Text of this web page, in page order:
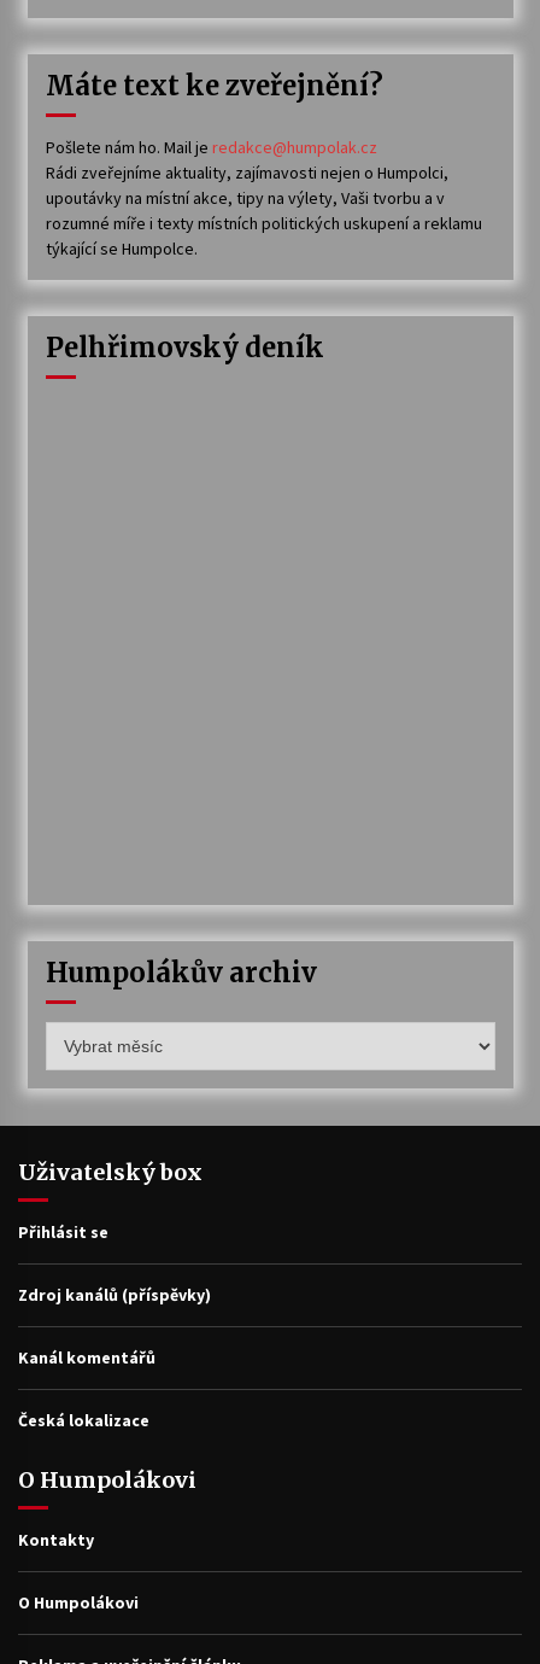
Máte text ke zveřejnění?
Pošlete nám ho. Mail je redakce@humpolak.cz
Rádi zveřejníme aktuality, zajímavosti nejen o Humpolci,
upoutávky na místní akce, tipy na výlety, Vaši tvorbu a v
rozumné míře i texty místních politických uskupení a reklamu
týkající se Humpolce.
Pelhřimovský deník
Humpolákův archiv
archiv
Uživatelský box
Přihlásit se
Zdroj kanálů (příspěvky)
Kanál komentářů
Česká lokalizace
O Humpolákovi
Kontakty
O Humpolákovi